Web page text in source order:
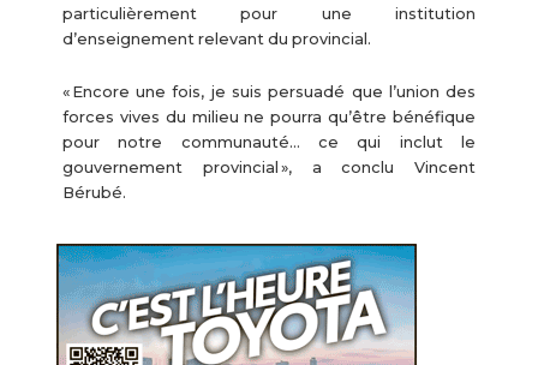
particulièrement pour une institution
d’enseignement relevant du provincial.
« Encore une fois, je suis persuadé que l’union des
forces vives du milieu ne pourra qu’être bénéfique
pour notre communauté… ce qui inclut le
gouvernement provincial », a conclu Vincent
Bérubé.